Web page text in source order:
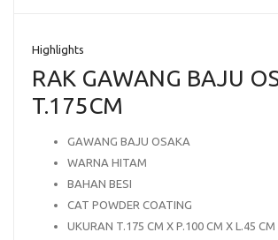
Highlights
RAK GAWANG BAJU
T.175CM
GAWANG BAJU OSAKA
WARNA HITAM
BAHAN BESI
CAT POWDER COATING
UKURAN T.175 CM X P.100 CM X L.45 CM